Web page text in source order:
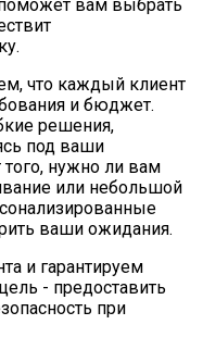
вам выбрать
что каждый клиент
и бюджет.
решения,
под ваши
того, нужно ли вам
или небольшой
ваши ожидания.
и гарантируем
- предоставить
при